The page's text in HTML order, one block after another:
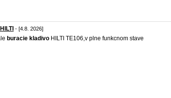
- [4.8. 2026]
buracie kladivo HILTI TE106,v plne funkcnom stave